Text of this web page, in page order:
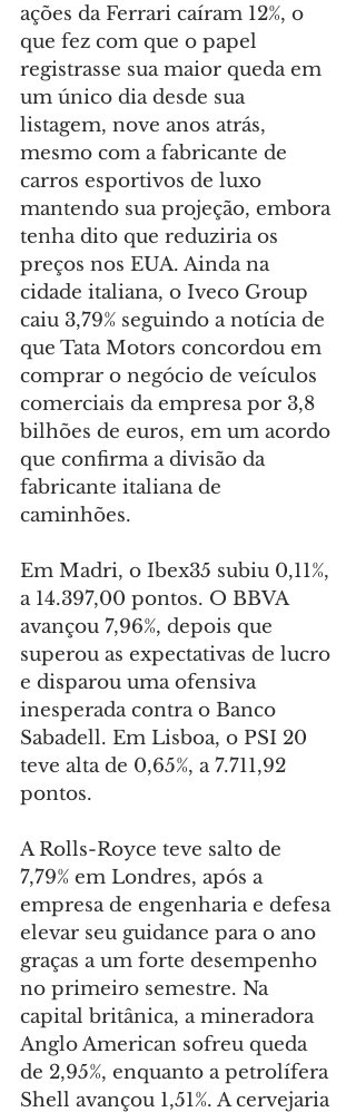
ações da Ferrari caíram 12%, o
que fez com que o papel
registrasse sua maior queda em
um único dia desde sua
listagem, nove anos atrás,
mesmo com a fabricante de
carros esportivos de luxo
mantendo sua projeção, embora
tenha dito que reduziria os
preços nos EUA. Ainda na
cidade italiana, o Iveco Group
caiu 3,79% seguindo a notícia de
que Tata Motors concordou em
comprar o negócio de veículos
comerciais da empresa por 3,8
bilhões de euros, em um acordo
que confirma a divisão da
fabricante italiana de
caminhões.
Em Madri, o Ibex35 subiu 0,11%,
a 14.397,00 pontos. O BBVA
avançou 7,96%, depois que
superou as expectativas de lucro
e disparou uma ofensiva
inesperada contra o Banco
Sabadell. Em Lisboa, o PSI 20
teve alta de 0,65%, a 7.711,92
pontos.
A Rolls-Royce teve salto de
7,79% em Londres, após a
empresa de engenharia e defesa
elevar seu guidance para o ano
graças a um forte desempenho
no primeiro semestre. Na
capital britânica, a mineradora
Anglo American sofreu queda
de 2,95%, enquanto a petrolífera
Shell avançou 1,51%. A cervejaria